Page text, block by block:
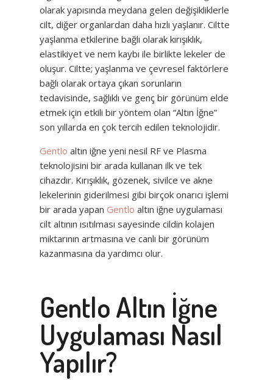
olarak yapısında meydana gelen değişikliklerle
cilt, diğer organlardan daha hızlı yaşlanır. Ciltte
yaşlanma etkilerine bağlı olarak kırışıklık,
elastikiyet ve nem kaybı ile birlikte lekeler de
oluşur. Ciltte; yaşlanma ve çevresel faktörlere
bağlı olarak ortaya çıkan sorunların
tedavisinde, sağlıklı ve genç bir görünüm elde
etmek için etkili bir yöntem olan “Altın İğne”
son yıllarda en çok tercih edilen teknolojidir.
Gentlo altın iğne yeni nesil RF ve Plasma
teknolojisini bir arada kullanan ilk ve tek
cihazdır. Kırışıklık, gözenek, sivilce ve akne
lekelerinin giderilmesi gibi birçok onarıcı işlemi
bir arada yapan Gentlo altın iğne uygulaması
cilt altının ısıtılması sayesinde cildin kolajen
miktarının artmasına ve canlı bir görünüm
kazanmasına da yardımcı olur.
Gentlo Altın İğne
Uygulaması Nasıl
Yapılır?